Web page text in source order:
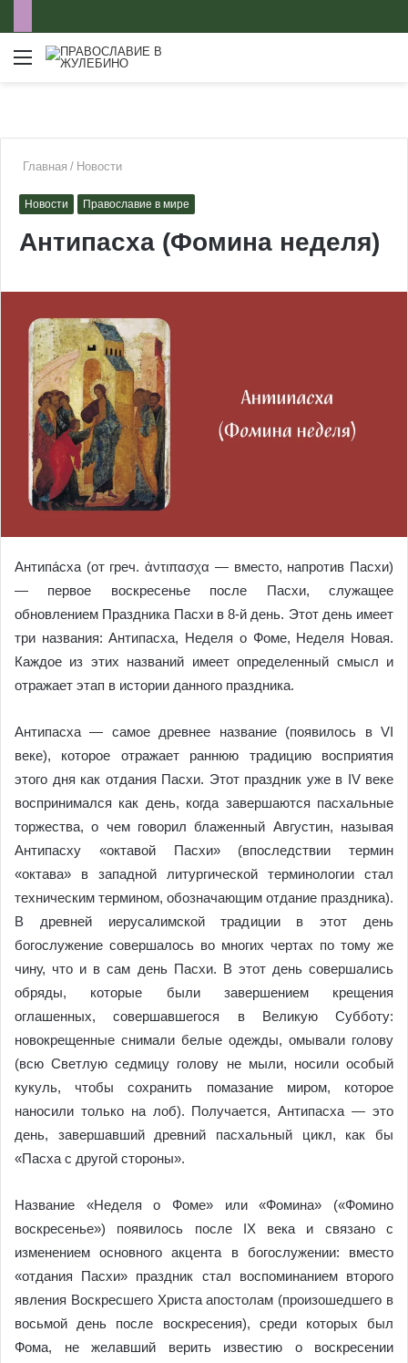
Меню
Главная / Новости
Новости Православие в мире
Антипасха (Фомина неделя)
Антипа́сха (от греч. ἀντιπασχα — вместо, напротив Пасхи)
— первое воскресенье после Пасхи, служащее
обновлением Праздника Пасхи в 8‑й день. Этот день имеет
три названия: Антипасха, Неделя о Фоме, Неделя Новая.
Каждое из этих названий имеет определенный смысл и
отражает этап в истории данного праздника.
Антипасха — самое древнее название (появилось в VI
веке), которое отражает раннюю традицию восприятия
этого дня как отдания Пасхи. Этот праздник уже в IV веке
воспринимался как день, когда завершаются пасхальные
торжества, о чем говорил блаженный Августин, называя
Антипасху «октавой Пасхи» (впоследствии термин
«октава» в западной литургической терминологии стал
техническим термином, обозначающим отдание праздника).
В древней иерусалимской традиции в этот день
богослужение совершалось во многих чертах по тому же
чину, что и в сам день Пасхи. В этот день совершались
обряды, которые были завершением крещения
оглашенных, совершавшегося в Великую Субботу:
новокрещенные снимали белые одежды, омывали голову
(всю Светлую седмицу голову не мыли, носили особый
кукуль, чтобы сохранить помазание миром, которое
наносили только на лоб). Получается, Антипасха — это
день, завершавший древний пасхальный цикл, как бы
«Пасха с другой стороны».
Название «Неделя о Фоме» или «Фомина» («Фомино
воскресенье») появилось после IX века и связано с
изменением основного акцента в богослужении: вместо
«отдания Пасхи» праздник стал воспоминанием второго
явления Воскресшего Христа апостолам (произошедшего в
восьмой день после воскресения), среди которых был
Фома, не желавший верить известию о воскресении